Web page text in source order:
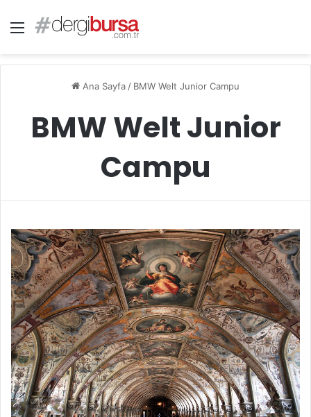
Menü
Ana Sayfa / BMW Welt Junior Campu
BMW Welt Junior
Campu